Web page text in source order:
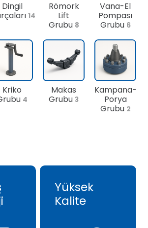
Dingil
14
Römork
Lift
Grubu 8
Vana-El
Pompası
Grubu 6
Kriko
4
Makas
Grubu 3
Kampana-
Porya
Grubu 2
Yüksek
Kalite